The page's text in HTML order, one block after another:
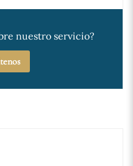
nuestro servicio?